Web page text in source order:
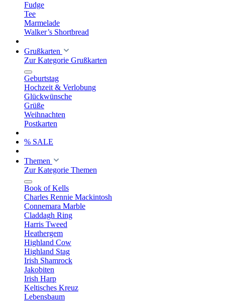
Fudge
Tee
Marmelade
Walker’s Shortbread
Grußkarten
Zur Kategorie Grußkarten
Geburtstag
Hochzeit & Verlobung
Glückwünsche
Grüße
Weihnachten
Postkarten
% SALE
Themen
Zur Kategorie Themen
Book of Kells
Charles Rennie Mackintosh
Connemara Marble
Claddagh Ring
Harris Tweed
Heathergem
Highland Cow
Highland Stag
Irish Shamrock
Jakobiten
Irish Harp
Keltisches Kreuz
Lebensbaum